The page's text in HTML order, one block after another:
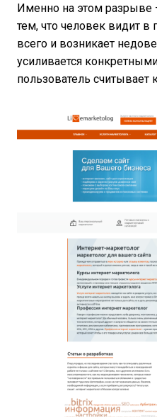
Именно на этом
тем, что человек видит
всего и возникает
усиливается
пользователь считывает